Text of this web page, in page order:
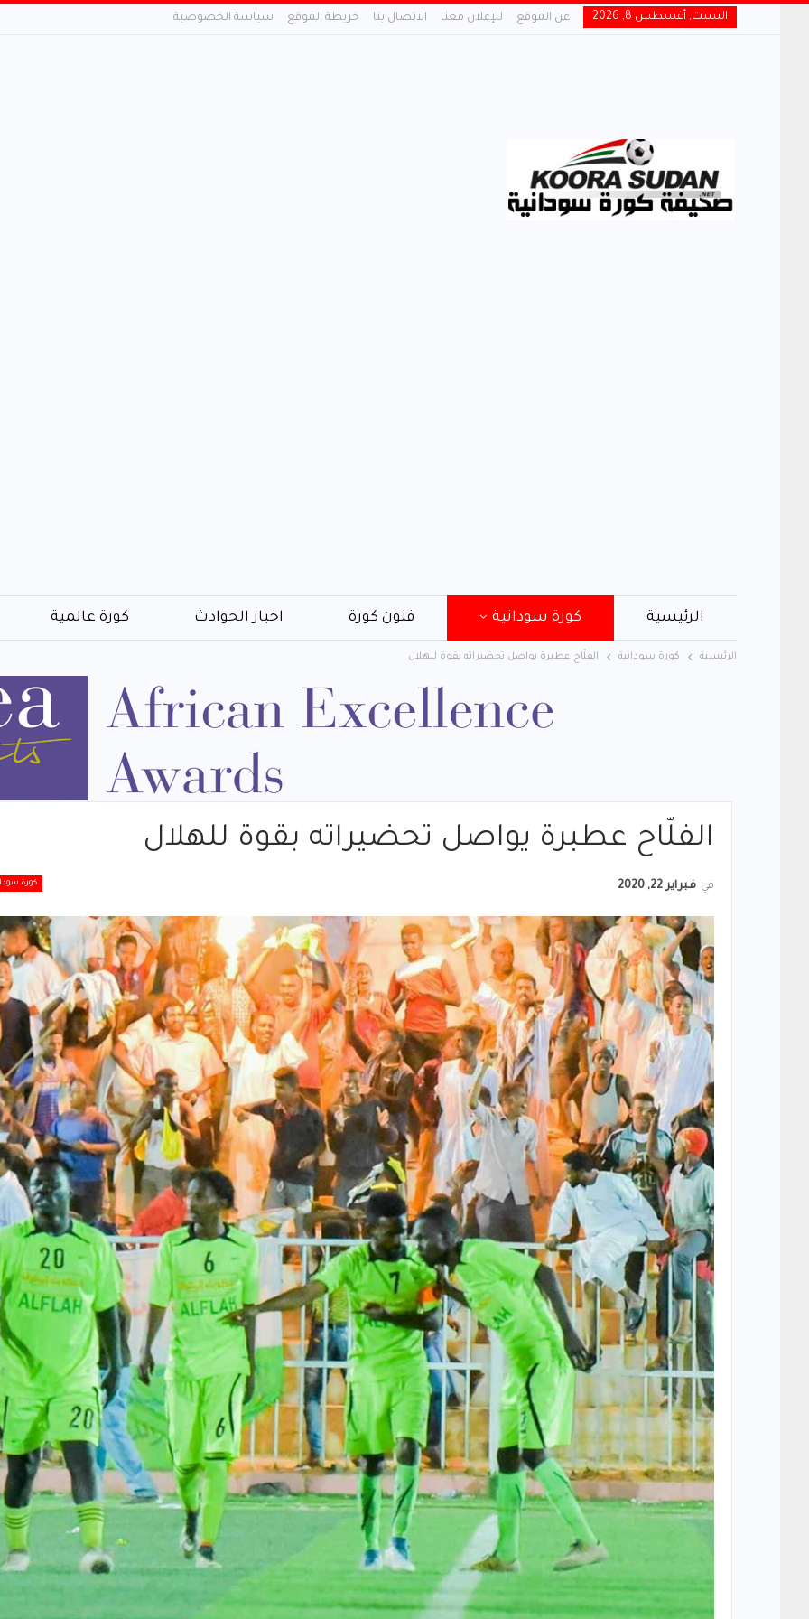
السبت, أغسطس 8, 2026 عن الموقع للإعلان معنا الاتصال بنا خريطة الموقع سياسة الخصوصية
الرئيسية كورة سودانية فنون كورة اخبار الحوادث كورة عالمية
الرئيسية كورة سودانية الفلّاح عطبرة يواصل تحضيراته بقوة للهلال
الفلّاح عطبرة يواصل تحضيراته بقوة للهلال
كورة في فبراير 22, 2020